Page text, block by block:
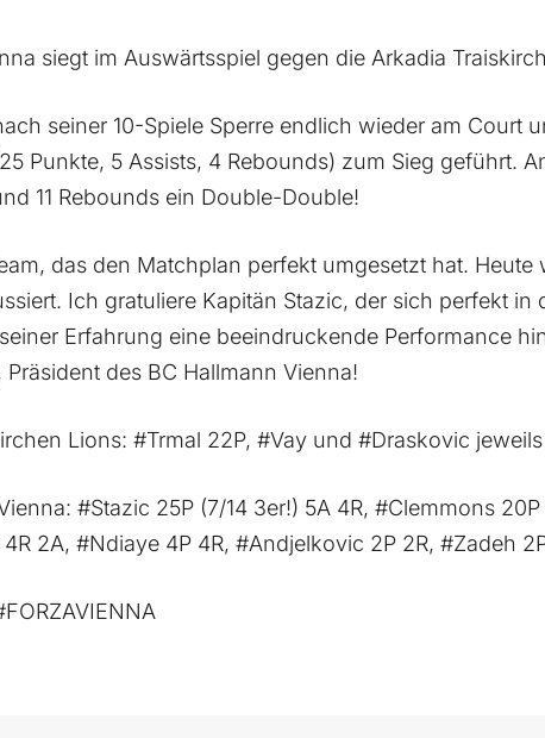
siegt im Auswärtsspiel gegen die Arkadia
seiner 10-Spiele Sperre endlich wieder am Court
Punkte, 5 Assists, 4 Rebounds) zum Sieg geführt.
11 Rebounds ein Double-Double!
das den Matchplan perfekt umgesetzt hat.
Ich gratuliere Kapitän Stazic, der sich perfekt in
Erfahrung eine beeindruckende Performance
des BC Hallmann Vienna!
Lions: #Trmal 22P, #Vay und #Draskovic jeweils
#Stazic 25P (7/14 3er!) 5A 4R, #Clemmons 20P
2A, #Ndiaye 4P 4R, #Andjelkovic 2P 2R, #Zadeh